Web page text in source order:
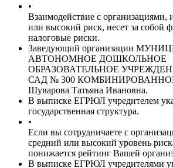
•
Взаимодействие с
или высокий риск, несет за собой
налоговые риски.
Заведующий организации
АВТОНОМНОЕ ДОШКОЛЬНОЕ
ОБРАЗОВАТЕЛЬНОЕ
САД № 300
Шуварова Татьяна Ивановна.
В выписке ЕГРЮЛ учредителем
государственная структура.
•
Если вы сотрудничаете с
средний или высокий уровень
понижается рейтинг Вашей
В выписке ЕГРЮЛ учредителями